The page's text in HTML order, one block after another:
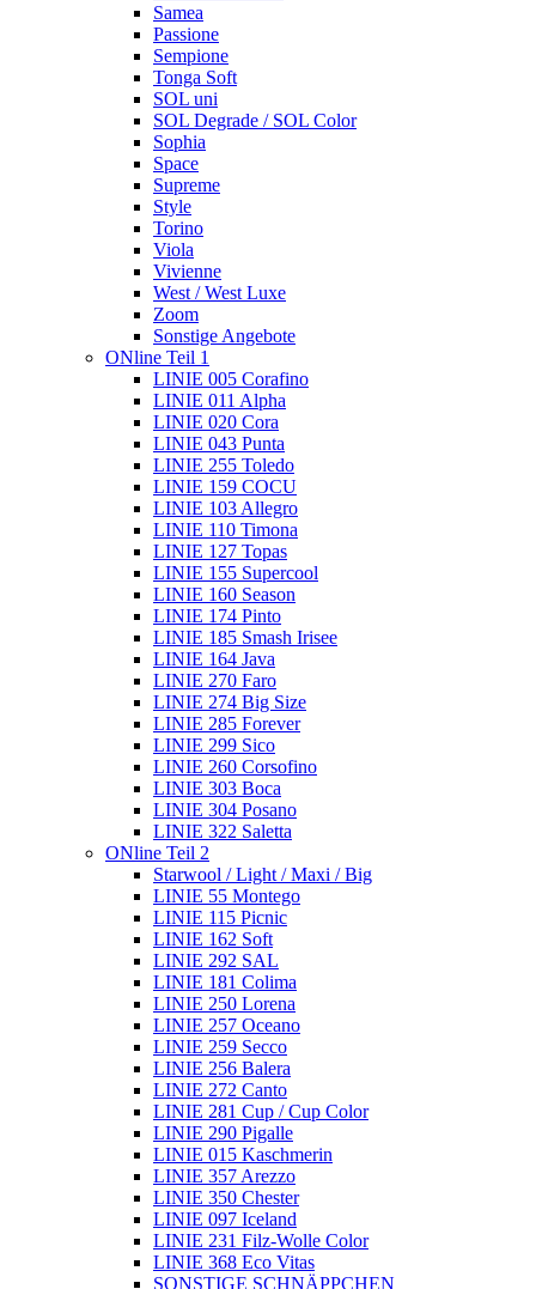
Samea
Passione
Sempione
Tonga Soft
SOL uni
SOL Degrade / SOL Color
Sophia
Space
Supreme
Style
Torino
Viola
Vivienne
West / West Luxe
Zoom
Sonstige Angebote
ONline Teil 1
LINIE 005 Corafino
LINIE 011 Alpha
LINIE 020 Cora
LINIE 043 Punta
LINIE 255 Toledo
LINIE 159 COCU
LINIE 103 Allegro
LINIE 110 Timona
LINIE 127 Topas
LINIE 155 Supercool
LINIE 160 Season
LINIE 174 Pinto
LINIE 185 Smash Irisee
LINIE 164 Java
LINIE 270 Faro
LINIE 274 Big Size
LINIE 285 Forever
LINIE 299 Sico
LINIE 260 Corsofino
LINIE 303 Boca
LINIE 304 Posano
LINIE 322 Saletta
ONline Teil 2
Starwool / Light / Maxi / Big
LINIE 55 Montego
LINIE 115 Picnic
LINIE 162 Soft
LINIE 292 SAL
LINIE 181 Colima
LINIE 250 Lorena
LINIE 257 Oceano
LINIE 259 Secco
LINIE 256 Balera
LINIE 272 Canto
LINIE 281 Cup / Cup Color
LINIE 290 Pigalle
LINIE 015 Kaschmerin
LINIE 357 Arezzo
LINIE 350 Chester
LINIE 097 Iceland
LINIE 231 Filz-Wolle Color
LINIE 368 Eco Vitas
SONSTIGE SCHNÄPPCHEN